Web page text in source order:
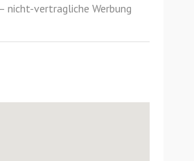
nicht-vertragliche Werbung